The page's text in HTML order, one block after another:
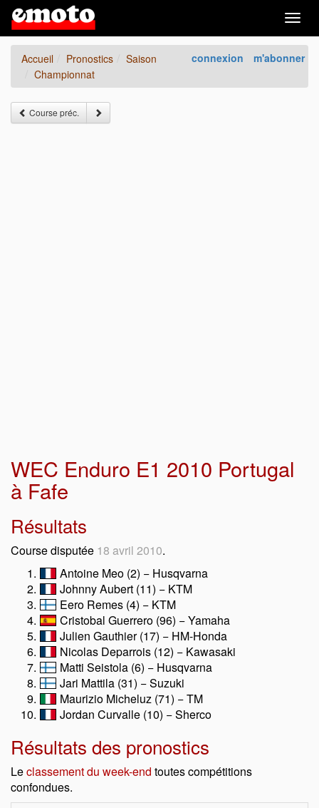
connexion m'abonner
Accueil Pronostics
Saison
Championnat
Course préc.
WEC Enduro E1 2010 Portugal
à Fafe
Résultats
Course disputée 18 avril 2010.
Antoine Meo (2) − Husqvarna
Johnny Aubert (11) − KTM
Eero Remes (4) − KTM
Cristobal Guerrero (96) − Yamaha
Julien Gauthier (17) − HM-Honda
Nicolas Deparrois (12) − Kawasaki
Matti Seistola (6) − Husqvarna
Jari Mattila (31) − Suzuki
Maurizio Micheluz (71) − TM
Jordan Curvalle (10) − Sherco
Résultats des pronostics
Leclassement du week-end toutes compétitions
confondues.